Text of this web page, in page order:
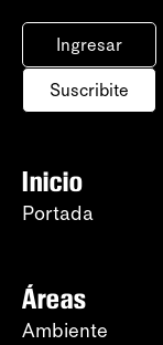
Ingresar
Suscribite
Inicio
Portada
Áreas
Ambiente